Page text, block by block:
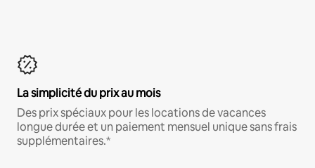
La simplicité du prix au mois
Des prix spéciaux pour les locations de vacances
longue durée et un paiement mensuel unique sans frais
supplémentaires.*